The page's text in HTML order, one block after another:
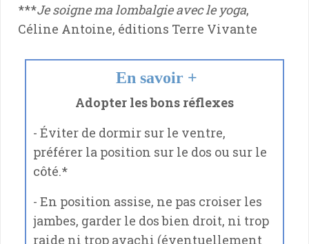
***Je soigne ma lombalgie avec le yoga,
Céline Antoine, éditions Terre Vivante
En savoir +
Adopter les bons réflexes
- Éviter de dormir sur le ventre,
préférer la position sur le dos ou sur le
côté.*
- En position assise, ne pas croiser les
jambes, garder le dos bien droit, ni trop
raide ni trop avachi (éventuellement